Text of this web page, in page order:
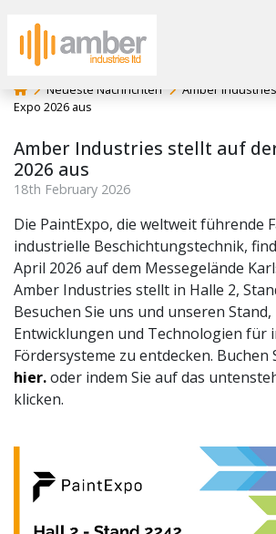
Neueste Nachrichten
Amber
Expo 2026 aus
Amber Industries stellt auf
2026 aus
18th February 2026
Die PaintExpo, die weltweit führende
industrielle Beschichtungstechnik,
April 2026 auf dem Messegelände
Amber Industries stellt in Halle 2,
Besuchen Sie uns und unseren
Entwicklungen und Technologien für
Fördersysteme zu entdecken. Buchen
hier.oder indem Sie auf das
klicken.